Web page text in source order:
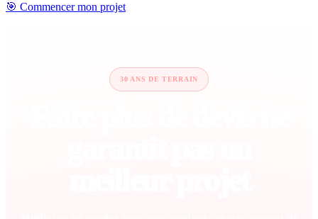
🎯 Commencer mon projet
30 ANS DE TERRAIN